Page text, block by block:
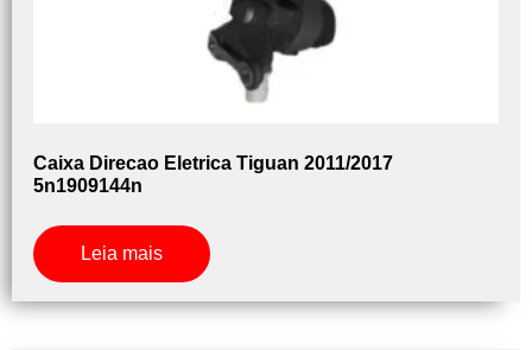
Caixa Direcao Eletrica Tiguan 2011/2017
5n1909144n
Leia mais